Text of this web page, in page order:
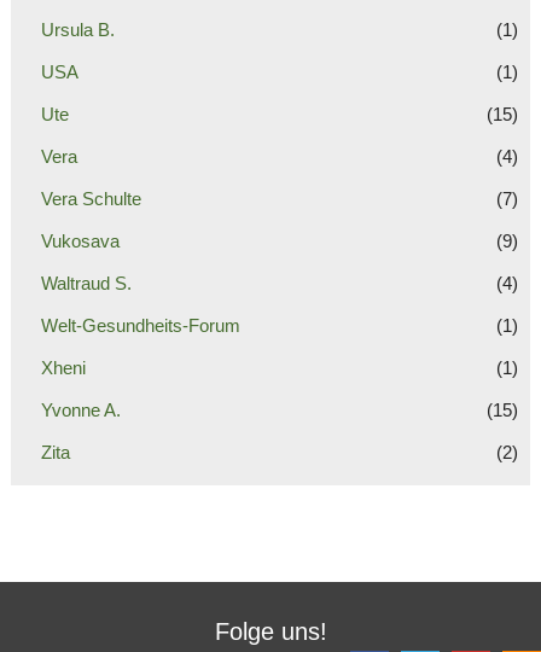
Ursula B. (1)
USA (1)
Ute (15)
Vera (4)
Vera Schulte (7)
Vukosava (9)
Waltraud S. (4)
Welt-Gesundheits-Forum (1)
Xheni (1)
Yvonne A. (15)
Zita (2)
Folge uns!